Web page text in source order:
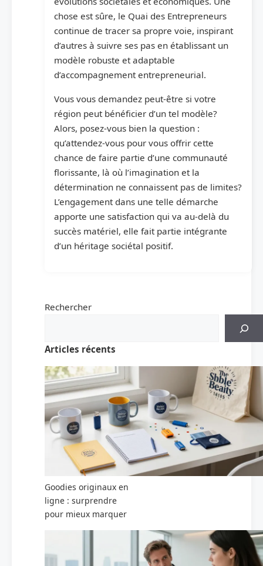
chose est sûre, le Quai des Entrepreneurs
continue de tracer sa propre voie, inspirant
d’autres à suivre ses pas en établissant un
modèle robuste et adaptable
d’accompagnement entrepreneurial.
Vous vous demandez peut-être si votre
région peut bénéficier d’un tel modèle?
Alors, posez-vous bien la question :
qu’attendez-vous pour vous offrir cette
chance de faire partie d’une communauté
florissante, là où l’imagination et la
détermination ne connaissent pas de limites?
L’engagement dans une telle démarche
apporte une satisfaction qui va au-delà du
succès matériel, elle fait partie intégrante
d’un héritage sociétal positif.
Rechercher
Articles récents
Goodies originaux en
ligne : surprendre
pour mieux marquer